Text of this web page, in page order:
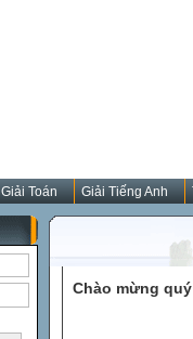
Giải Toán Giải Tiếng Anh
Chào mừng